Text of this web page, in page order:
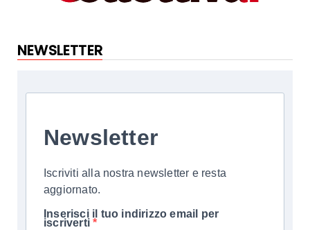
NEWSLETTER
Newsletter
Iscriviti alla nostra newsletter e resta
aggiornato.
Inserisci il tuo indirizzo email per
iscriverti